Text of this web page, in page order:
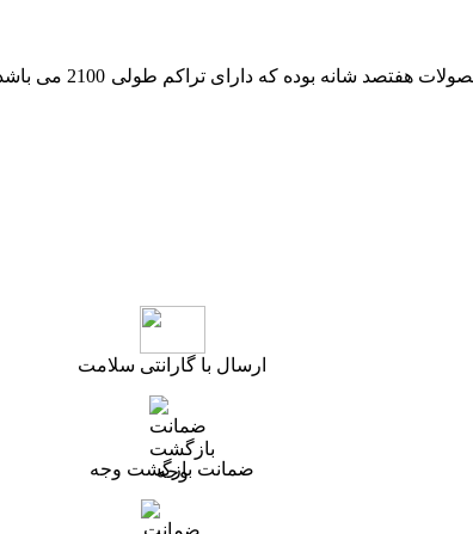
ارسال با گارانتی سلامت
ضمانت بازگشت وجه